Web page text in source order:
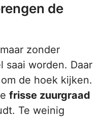
de
zonder
saai worden. Daar
de hoek kijken.
frisse zuurgraad
Te weinig